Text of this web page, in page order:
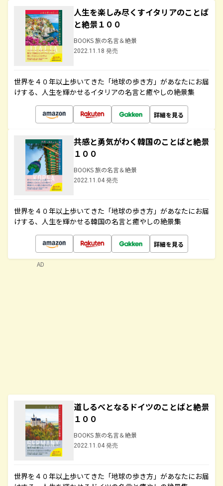
人生を楽しみ尽くすイタリアのことば
と絶景１００
BOOKS 旅の名言＆絶景
2022.11.18 発売
世界を４０年以上歩いてきた「地球の歩き方」があなたにお届
けする、人生を輝かせるイタリアの名言と癒やしの絶景集
詳細を見る
共感と勇気がわく韓国のことばと絶景
１００
BOOKS 旅の名言＆絶景
2022.11.04 発売
世界を４０年以上歩いてきた「地球の歩き方」があなたにお届
けする、人生を輝かせる韓国の名言と癒やしの絶景集
詳細を見る
道しるべとなるドイツのことばと絶景
１００
BOOKS 旅の名言＆絶景
2022.11.04 発売
世界を４０年以上歩いてきた「地球の歩き方」があなたにお届
AD